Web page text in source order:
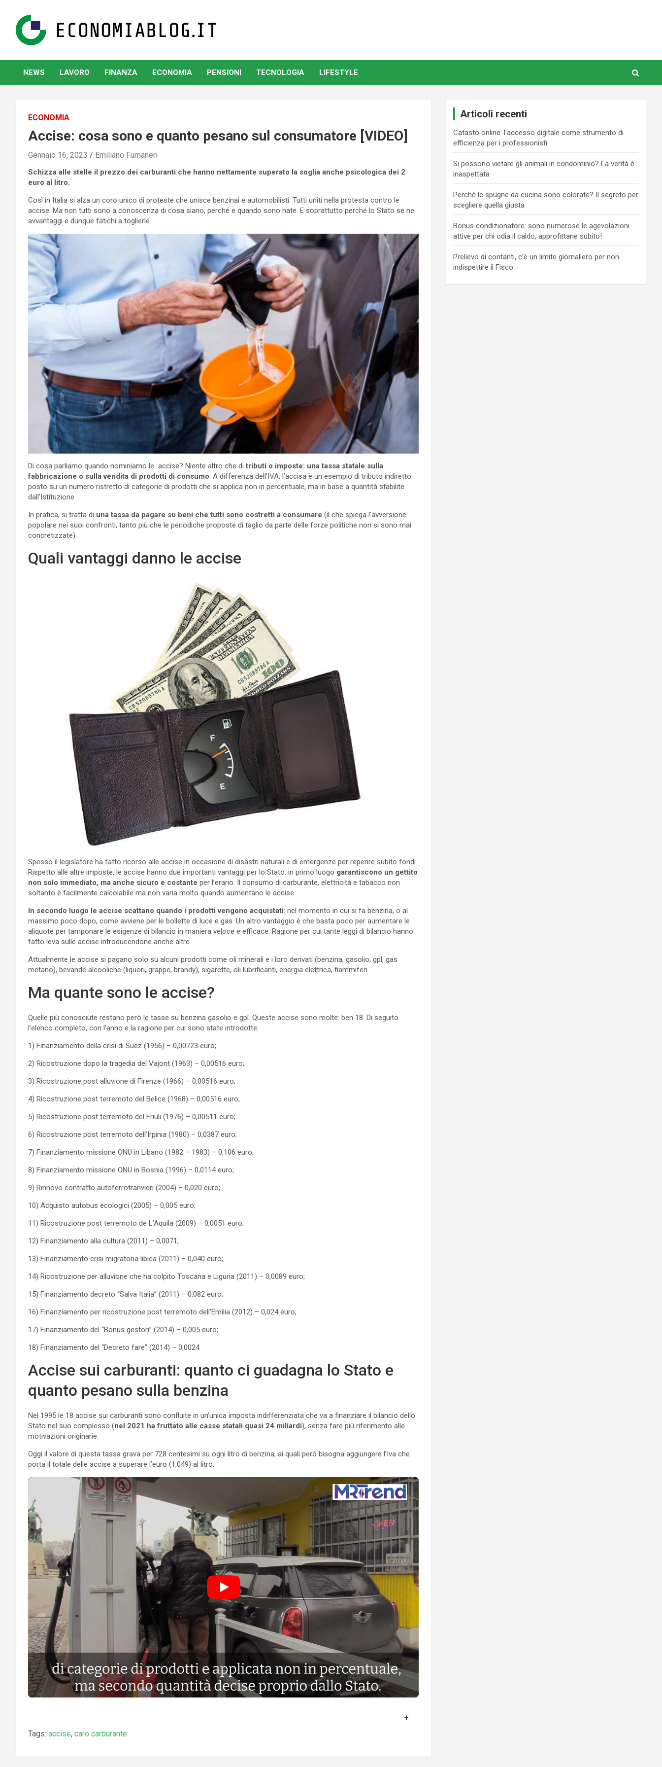
content
www.economiablog.it
NEWS LAVORO FINANZA ECONOMIA PENSIONI TECNOLOGIA LIFESTYLE
ECONOMIA
Accise: cosa sono e quanto pesano sul consumatore [VIDEO]
Gennaio 16, 2023 Emiliano Fumaneri
Schizza alle stelle il prezzo dei carburanti che hanno nettamente superato la soglia anche psicologica dei 2
euro al litro.
Così in Italia si alza un coro unico di proteste che unisce benzinai e automobilisti. Tutti uniti nella protesta contro le
accise. Ma non tutti sono a conoscenza di cosa siano, perché e quando sono nate. E soprattutto perché lo Stato se ne
avvantaggi e dunque fatichi a toglierle.
Di cosa parliamo quando nominiamo le accise? Niente altro che ditributi o imposte: una tassa statale sulla
fabbricazione o sulla vendita di prodotti di consumo. A differenza dell’IVA, l’accisa è un esempio di tributo indiretto
posto su un numero ristretto di categorie di prodotti che si applica non in percentuale, ma in base a quantità stabilite
dall’Istituzione.
In pratica, si tratta di una tassa da pagare su beni che tutti sono costretti a consumare (il che spiega l’avversione
popolare nei suoi confronti, tanto più che le periodiche proposte di taglio da parte delle forze politiche non si sono mai
concretizzate).
Quali vantaggi danno le accise
Spesso il legislatore ha fatto ricorso alle accise in occasione di disastri naturali e di emergenze per reperire subito fondi.
Rispetto alle altre imposte, le accise hanno due importanti vantaggi per lo Stato: in primo luogo garantiscono un gettito
non solo immediato, ma anche sicuro e costante per l’erario. Il consumo di carburante, elettricità e tabacco non
soltanto è facilmente calcolabile ma non varia molto quando aumentano le accise.
In secondo luogo le accise scattano quando i prodotti vengono acquistati: nel momento in cui si fa benzina, o al
massimo poco dopo, come avviene per le bollette di luce e gas. Un altro vantaggio è che basta poco per aumentare le
aliquote per tamponare le esigenze di bilancio in maniera veloce e efficace. Ragione per cui tante leggi di bilancio hanno
fatto leva sulle accise introducendone anche altre.
Attualmente le accise si pagano solo su alcuni prodotti come oli minerali e i loro derivati (benzina, gasolio, gpl, gas
metano), bevande alcooliche (liquori, grappe, brandy), sigarette, oli lubrificanti, energia elettrica, fiammiferi.
Ma quante sono le accise?
Quelle più conosciute restano però le tasse su benzina gasolio e gpl. Queste accise sono molte: ben 18. Di seguito
l’elenco completo, con l’anno e la ragione per cui sono state introdotte:
1) Finanziamento della crisi di Suez (1956) – 0,00723 euro;
2) Ricostruzione dopo la tragedia del Vajont (1963) – 0,00516 euro;
3) Ricostruzione post alluvione di Firenze (1966) – 0,00516 euro;
4) Ricostruzione post terremoto del Belice (1968) – 0,00516 euro;
5) Ricostruzione post terremoto del Friuli (1976) – 0,00511 euro;
6) Ricostruzione post terremoto dell’Irpinia (1980) – 0,0387 euro;
7) Finanziamento missione ONU in Libano (1982 – 1983) – 0,106 euro;
8) Finanziamento missione ONU in Bosnia (1996) – 0,0114 euro;
9) Rinnovo contratto autoferrotranvieri (2004) – 0,020 euro;
10) Acquisto autobus ecologici (2005) – 0,005 euro;
11) Ricostruzione post terremoto de L’Aquila (2009) – 0,0051 euro;
12) Finanziamento alla cultura (2011) – 0,0071;
13) Finanziamento crisi migratoria libica (2011) – 0,040 euro;
14) Ricostruzione per alluvione che ha colpito Toscana e Liguria (2011) – 0,0089 euro;
15) Finanziamento decreto “Salva Italia” (2011) – 0,082 euro;
16) Finanziamento per ricostruzione post terremoto dell’Emilia (2012) – 0,024 euro;
17) Finanziamento del “Bonus gestori” (2014) – 0,005 euro;
18) Finanziamento del “Decreto fare” (2014) – 0,0024
Accise sui carburanti: quanto ci guadagna lo Stato e
quanto pesano sulla benzina
Nel 1995 le 18 accise sui carburanti sono confluite in un’unica imposta indifferenziata che va a finanziare il bilancio dello
Stato nel suo complesso (nel 2021 ha fruttato alle casse statali quasi 24 miliardi), senza fare più riferimento alle
motivazioni originarie.
Oggi il valore di questa tassa grava per 728 centesimi su ogni litro di benzina, ai quali però bisogna aggiungere l’Iva che
porta il totale delle accise a superare l’euro (1,049) al litro.
Tags: accise, caro carburante
Articoli recenti
Catasto online: l’accesso digitale come strumento di
efficienza per i professionisti
Si possono vietare gli animali in condominio? La verità è
inaspettata
Perché le spugne da cucina sono colorate? Il segreto per
scegliere quella giusta
Bonus condizionatore: sono numerose le agevolazioni
attive per chi odia il caldo, approfittane subito!
Prelievo di contanti, c’è un limite giornaliero per non
indispettire il Fisco